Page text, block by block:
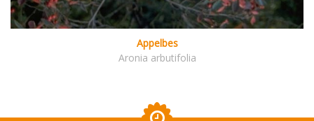
Appelbes
Aronia arbutifolia